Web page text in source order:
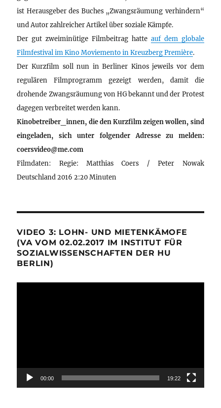
ist Herausgeber des Buches „Zwangsräumung verhindern“
und Autor zahlreicher Artikel über soziale Kämpfe.
Der gut zweiminütige Filmbeitrag hatte auf dem globale
Filmfestival im Kino Moviemento in Kreuzberg Première.
Der Kurzfilm soll nun in Berliner Kinos jeweils vor dem
regulären Filmprogramm gezeigt werden, damit die
drohende Zwangsräumung von HG bekannt und der Protest
dagegen verbreitet werden kann.
Kinobetreiber_innen, die den Kurzfilm zeigen wollen, sind
eingeladen, sich unter folgender Adresse zu melden:
coersvideo@me.com
Filmdaten: Regie: Matthias Coers / Peter Nowak
Deutschland 2016 2:20 Minuten
VIDEO 3: LOHN- UND MIETENKÄMOFE
(VA VOM 02.02.2017 IM INSTITUT FÜR
SOZIALWISSENSCHAFTEN DER HU
BERLIN)
00:00 19:22